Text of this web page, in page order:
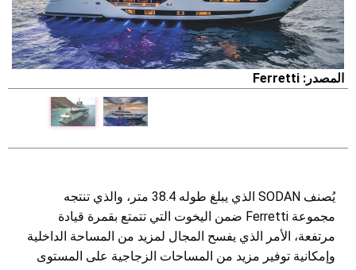
المصدر: Ferretti
يُصنف SODAN الذي يبلغ طوله 38.4 متر، والذي تنتجه
مجموعة Ferretti ضمن اليخوت التي تتمتع بقمرة قيادة
مرتفعة، الأمر الذي يفسح المجال لمزيد من المساحة الداخلية
وإمكانية توفير مزيد من المساحات الزجاجية على المستوى